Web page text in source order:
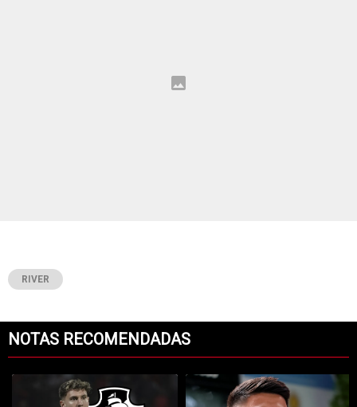
RIVER
NOTAS RECOMENDADAS
Un artículo de tendencia con el título "River y Vasco da Gama
Un artículo de tendencia con el